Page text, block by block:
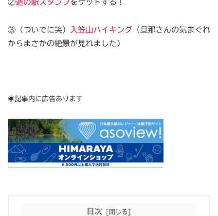
②道の駅スタンプをゲットする！
③（ついでに笑） 入笠山ハイキング （旦那さんの気まぐれ
からまさかの絶景が見れました）
◉記事内に広告あります
目次